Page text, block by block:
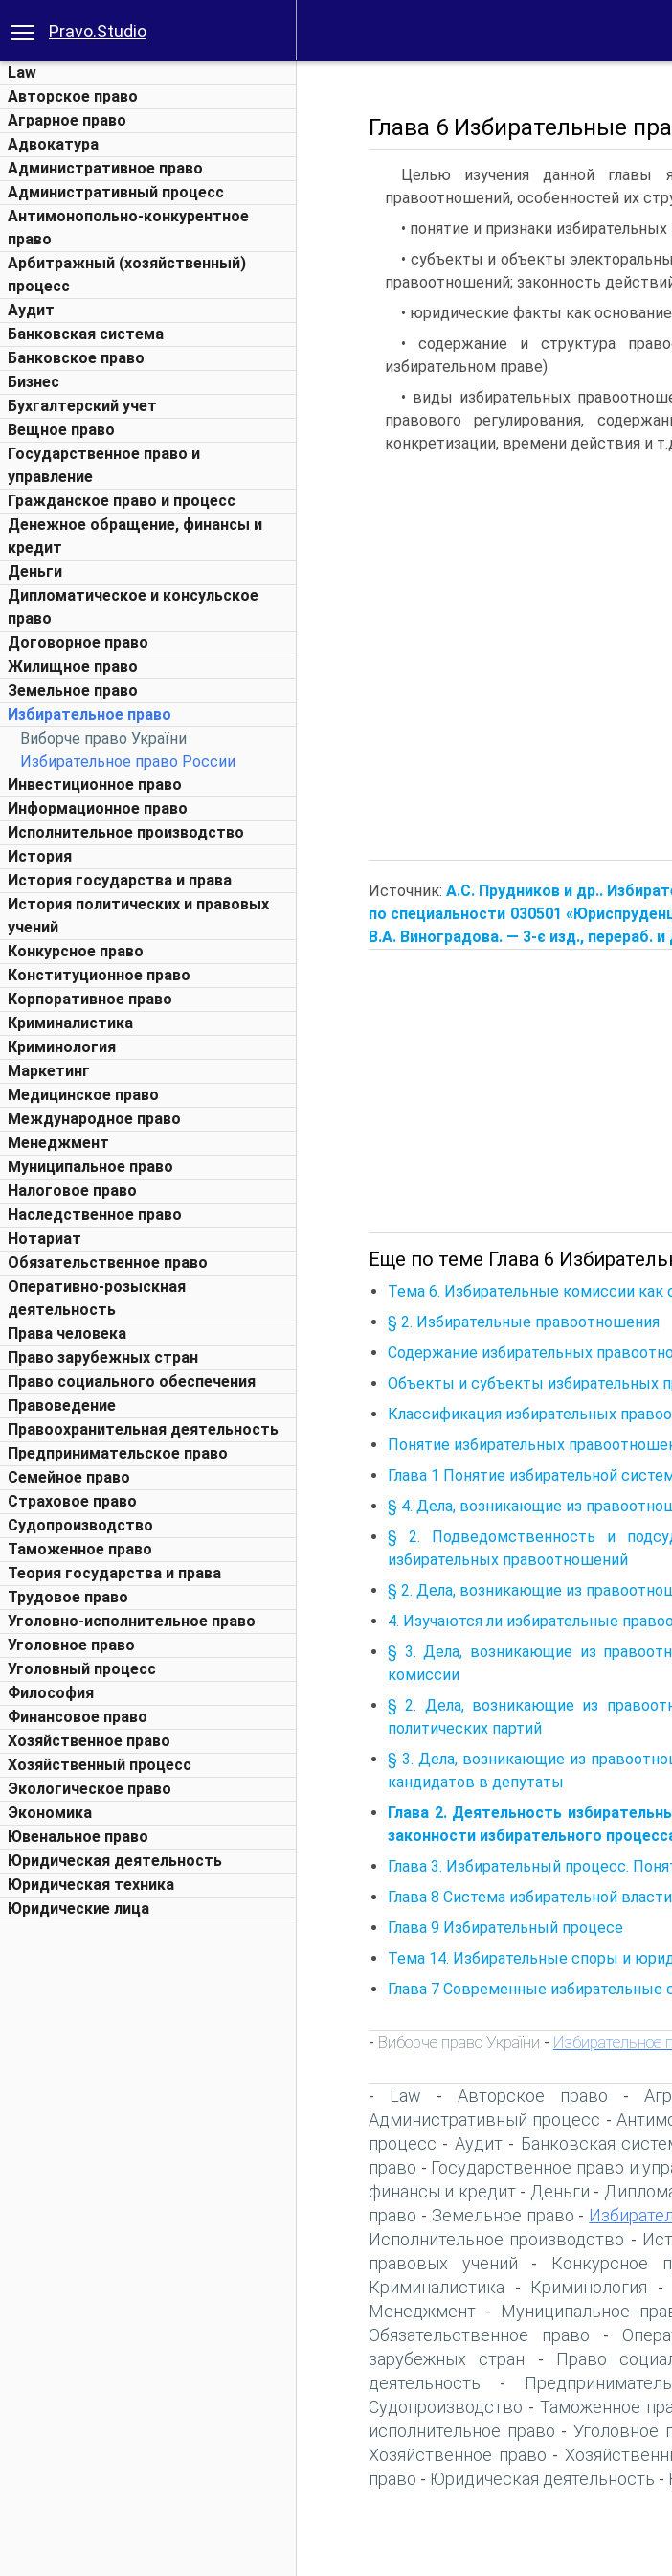
Pravo.Studio
Law
Авторское право
Аграрное право
Адвокатура
Административное право
Административный процесс
Антимонопольно-конкурентное
право
Арбитражный (хозяйственный)
процесс
Аудит
Банковская система
Банковское право
Бизнес
Бухгалтерский учет
Вещное право
Государственное право и
управление
Гражданское право и процесс
Денежное обращение, финансы и
кредит
Деньги
Дипломатическое и консульское
право
Договорное право
Жилищное право
Земельное право
Избирательное право
Виборче право України
Избирательное право России
Инвестиционное право
Информационное право
Исполнительное производство
История
История государства и права
История политических и правовых
учений
Конкурсное право
Конституционное право
Корпоративное право
Криминалистика
Криминология
Маркетинг
Медицинское право
Международное право
Менеджмент
Муниципальное право
Налоговое право
Наследственное право
Нотариат
Обязательственное право
Оперативно-розыскная
деятельность
Права человека
Право зарубежных стран
Право социального обеспечения
Правоведение
Правоохранительная деятельность
Предпринимательское право
Семейное право
Страховое право
Судопроизводство
Таможенное право
Теория государства и права
Трудовое право
Уголовно-исполнительное право
Уголовное право
Уголовный процесс
Философия
Финансовое право
Хозяйственное право
Хозяйственный процесс
Экологическое право
Экономика
Ювенальное право
Юридическая деятельность
Юридическая техника
Юридические лица
Глава 6 Избирательные
Целью изучения данной главы
правоотношений, особенностей их
• понятие и признаки
• субъекты и объекты
правоотношений; законность
• юридические факты как
• содержание и структура
избирательном праве)
• виды избирательных
правового регулирования,
конкретизации, времени действия и
Источник:А.С. Прудников и др..
по специальности 030501
В.А. Виноградова. — 3-є изд., перераб.
Еще по теме Глава 6
Тема 6. Избирательные комиссии
§ 2. Избирательные правоотношения
Содержание избирательных
Объекты и субъекты избирательных
Классификация избирательных
Понятие избирательных
Глава 1 Понятие избирательной
§ 4. Дела, возникающие из
§ 2. Подведомственность и
избирательных правоотношений
§ 2. Дела, возникающие из
4. Изучаются ли избирательные
§ 3. Дела, возникающие из
комиссии
§ 2. Дела, возникающие из
политических партий
§ 3. Дела, возникающие из
кандидатов в депутаты
Глава 2. Деятельность
законности избирательного
Глава 3. Избирательный процесс.
Глава 8 Система избирательной
Глава 9 Избирательный процесе
Тема 14. Избирательные споры и
Глава 7 Современные избирательные
- Виборче право України - Избирательное
- Law -Авторское право -
Административный процесс -
процесс - Аудит- Банковская
право - Государственное право и
финансы и кредит- Деньги -
право - Земельное право -
Исполнительное производство -
правовых учений - Конкурсное
Криминалистика - Криминология -
Менеджмент - Муниципальное
Обязательственное право -
зарубежных стран - Право
деятельность -
Судопроизводство -Таможенное
исполнительное право -Уголовное
Хозяйственное право -
право - Юридическая деятельность -